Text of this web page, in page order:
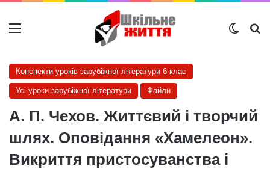
Меню
Конспекти уроків зарубіжної літератури 6 клас
Усі уроки зарубіжної літератури Файли
А. П. Чехов. Життєвий і творчий
шлях. Оповідання «Хамелеон».
Викриття пристосуванства і